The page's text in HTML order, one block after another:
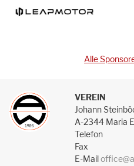
Alle
VEREIN
Johann
A-2344 Maria
Telefon
Fax
E-Mail